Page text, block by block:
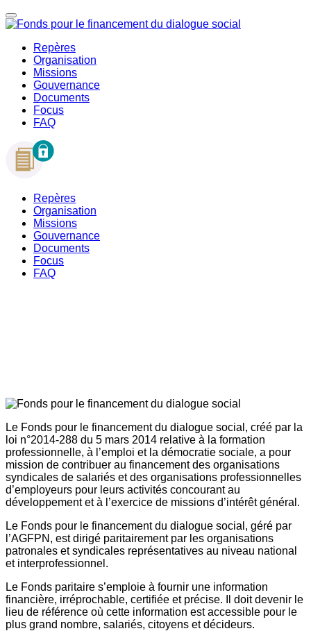
Repères
Organisation
Missions
Gouvernance
Documents
Focus
FAQ
Repères
Organisation
Missions
Gouvernance
Documents
Focus
FAQ
Le Fonds pour le financement du dialogue social, créé par la
loi n°2014-288 du 5 mars 2014 relative à la formation
professionnelle, à l’emploi et la démocratie sociale, a pour
mission de contribuer au financement des organisations
syndicales de salariés et des organisations professionnelles
d’employeurs pour leurs activités concourant au
développement et à l’exercice de missions d’intérêt général.
Le Fonds pour le financement du dialogue social, géré par
l’AGFPN, est dirigé paritairement par les organisations
patronales et syndicales représentatives au niveau national
et interprofessionnel.
Le Fonds paritaire s’emploie à fournir une information
financière, irréprochable, certifiée et précise. Il doit devenir le
lieu de référence où cette information est accessible pour le
plus grand nombre, salariés, citoyens et décideurs.